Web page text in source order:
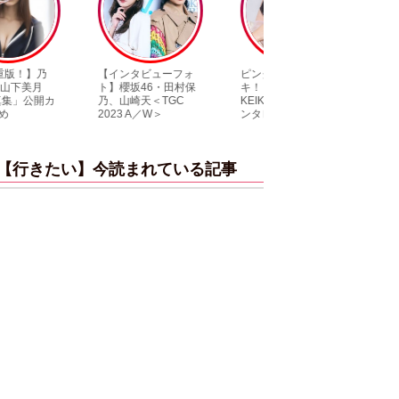
【インタビューフォ
ト】櫻坂46・田村保
乃、山崎天＜TGC
ピンクの衣装がステ
キ！ 「ME:I」MIU＆
KEIKO撮り下ろしイ
ンタビューフォト
【行きたい】今読まれている記事